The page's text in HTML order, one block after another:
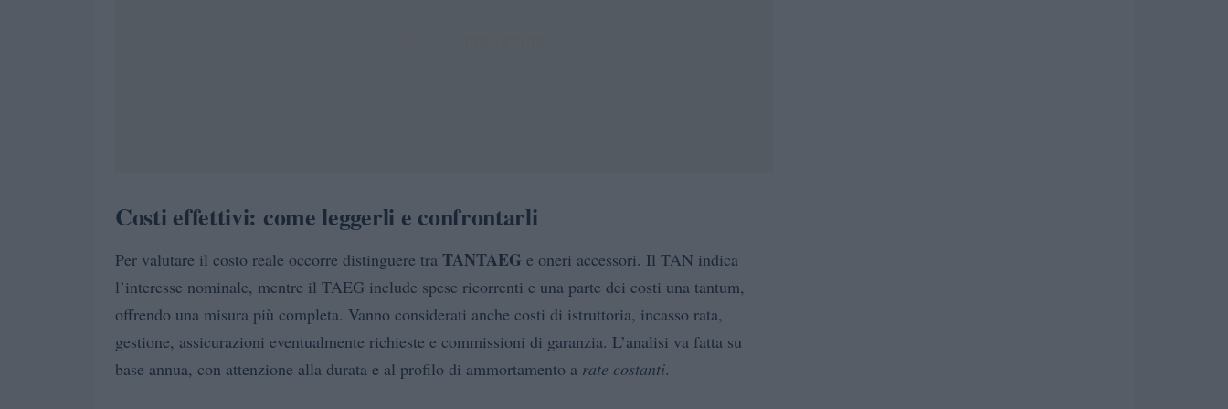
Costi effettivi: come leggerli e confrontarli
Per valutare il costo reale occorre distinguere tra TANTAEG e oneri accessori. Il TAN indica
l’interesse nominale, mentre il TAEG include spese ricorrenti e una parte dei costi una tantum,
offrendo una misura più completa. Vanno considerati anche costi di istruttoria, incasso rata,
gestione, assicurazioni eventualmente richieste e commissioni di garanzia. L’analisi va fatta su
base annua, con attenzione alla durata e al profilo di ammortamento a rate costanti.